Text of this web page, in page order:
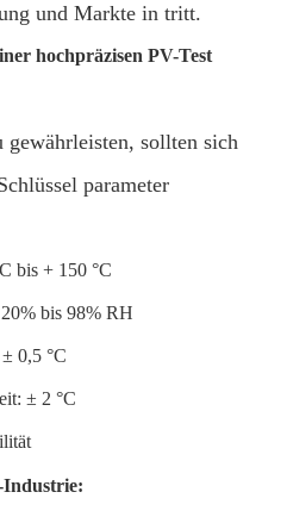
und Markte in tritt.
hochpräzisen PV-Test
gewährleisten, sollten sich
parameter
bis + 150 °C
bis 98% RH
0,5 °C
± 2 °C